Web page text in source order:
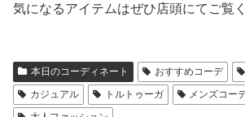
気になるアイテムはぜひ店頭にてご覧
本日のコーディネート おすすめコーデ
カジュアル
トルトゥーガ メンズコー